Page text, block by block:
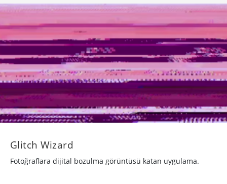
Glitch Wizard
Fotoğraflara dijital bozulma görüntüsü katan uygulama.